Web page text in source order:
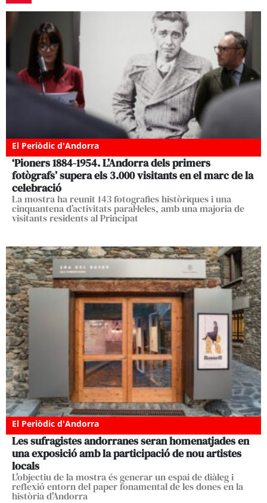
El Periòdic d'Andorra
‘Pioners 1884-1954. L’Andorra dels primers
fotògrafs’ supera els 3.000 visitants en el marc de la
celebració
La mostra ha reunit 143 fotografies històriques i una
cinquantena d’activitats paral·leles, amb una majoria de
visitants residents al Principat
El Periòdic d'Andorra
Les sufragistes andorranes seran homenatjades en
una exposició amb la participació de nou artistes
locals
L'objectiu de la mostra és generar un espai de diàleg i
reflexió entorn del paper fonamental de les dones en la
història d'Andorra